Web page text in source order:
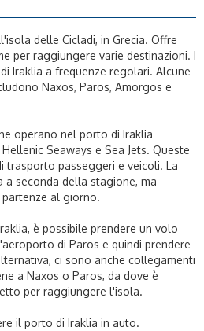
delle Cicladi, in Grecia. Offre
per raggiungere varie destinazioni. I
Iraklia a frequenze regolari. Alcune
Naxos, Paros, Amorgos e
operano nel porto di Iraklia
Seaways e Sea Jets. Queste
trasporto passeggeri e veicoli. La
seconda della stagione, ma
al giorno.
è possibile prendere un volo
di Paros e quindi prendere
ci sono anche collegamenti
a Naxos o Paros, da dove è
per raggiungere l'isola.
il porto di Iraklia in auto.